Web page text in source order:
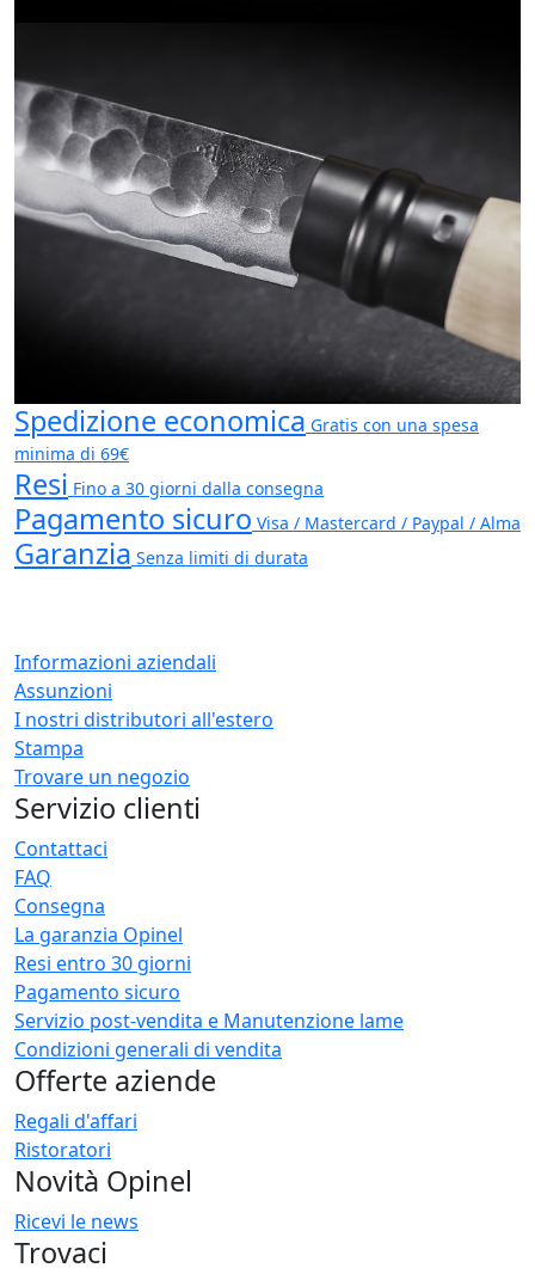
Spedizione economica Gratis con una spesa
minima di 69€
Resi Fino a 30 giorni dalla consegna
Pagamento sicuro Visa / Mastercard / Paypal / Alma
Garanzia Senza limiti di durata
Informazioni aziendali
Assunzioni
I nostri distributori all'estero
Stampa
Trovare un negozio
Servizio clienti
Contattaci
FAQ
Consegna
La garanzia Opinel
Resi entro 30 giorni
Pagamento sicuro
Servizio post-vendita e Manutenzione lame
Condizioni generali di vendita
Offerte aziende
Regali d'affari
Ristoratori
Novità Opinel
Ricevi le news
Trovaci